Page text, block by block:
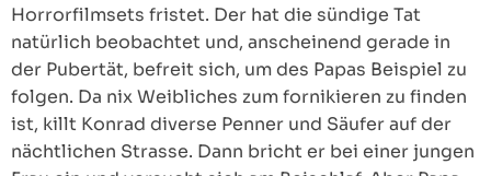
Horrorfilmsets fristet. Der hat die sündige Tat
natürlich beobachtet und, anscheinend gerade in
der Pubertät, befreit sich, um des Papas Beispiel zu
folgen. Da nix Weibliches zum fornikieren zu finden
ist, killt Konrad diverse Penner und Säufer auf der
nächtlichen Strasse. Dann bricht er bei einer jungen